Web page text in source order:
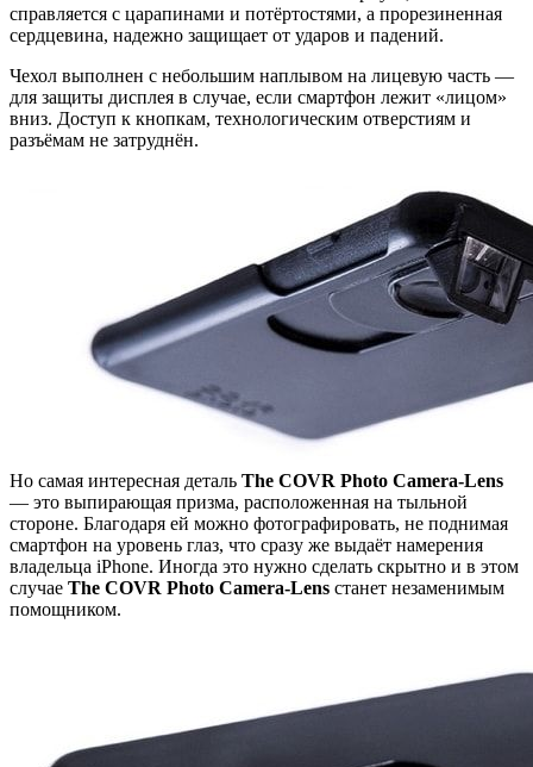
справляется с царапинами и потёртостями, а прорезиненная
сердцевина, надежно защищает от ударов и падений.
Чехол выполнен с небольшим наплывом на лицевую часть —
для защиты дисплея в случае, если смартфон лежит «лицом»
вниз. Доступ к кнопкам, технологическим отверстиям и
разъёмам не затруднён.
Но самая интересная деталь The COVR Photo Camera-Lens
— это выпирающая призма, расположенная на тыльной
стороне. Благодаря ей можно фотографировать, не поднимая
смартфон на уровень глаз, что сразу же выдаёт намерения
владельца iPhone. Иногда это нужно сделать скрытно и в этом
случае The COVR Photo Camera-Lens станет незаменимым
помощником.